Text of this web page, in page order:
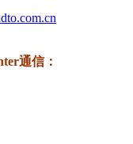
通信：